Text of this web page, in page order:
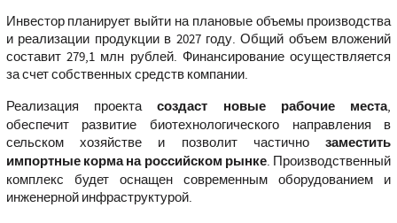
Инвестор планирует выйти на плановые объемы производства
и реализации продукции в 2027 году. Общий объем вложений
составит 279,1 млн рублей. Финансирование осуществляется
за счет собственных средств компании.
Реализация проектасоздаст новые рабочие места,
обеспечит развитие биотехнологического направления в
сельском хозяйстве и позволит частичнозаместить
импортные корма на российском рынке. Производственный
комплекс будет оснащен современным оборудованием и
инженерной инфраструктурой.